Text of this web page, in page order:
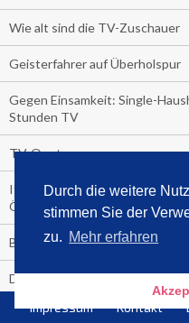
Durch die weitere
stimmen Sie der
zu. Mehr erfahren
Wie alt sind die TV-Zuschauer
Geisterfahrer auf Überholspur
Gegen Einsamkeit: Single-
Stunden TV
TV-Quote:
Italienisches Kochbuch schießt
Österreich und Schweiz
Blick in die Garage der TV-
Die Deutschen investieren,
Schweizer noch nachdenken,
Impressum Kontakt